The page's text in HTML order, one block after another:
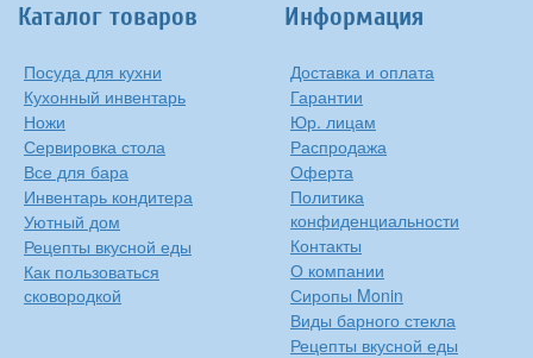
Каталог товаров
Посуда для кухни
Кухонный инвентарь
Ножи
Сервировка стола
Все для бара
Инвентарь кондитера
Уютный дом
Рецепты вкусной еды
Как пользоваться
сковородкой
Информация
Доставка и оплата
Гарантии
Юр. лицам
Распродажа
Оферта
Политика
конфиденциальности
Контакты
О компании
Сиропы Monin
Виды барного стекла
Рецепты вкусной еды